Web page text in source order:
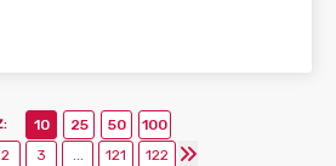
: 10 25 50
100
2 3 ... 121 122